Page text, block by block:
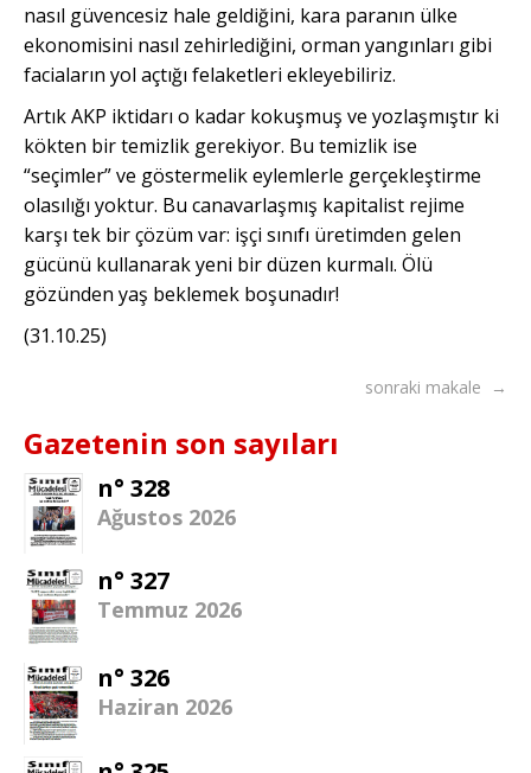
nasıl güvencesiz hale geldiğini, kara paranın ülke
ekonomisini nasıl zehirlediğini, orman yangınları gibi
faciaların yol açtığı felaketleri ekleyebiliriz.
Artık AKP iktidarı o kadar kokuşmuş ve yozlaşmıştır ki
kökten bir temizlik gerekiyor. Bu temizlik ise
“seçimler” ve göstermelik eylemlerle gerçekleştirme
olasılığı yoktur. Bu canavarlaşmış kapitalist rejime
karşı tek bir çözüm var: işçi sınıfı üretimden gelen
gücünü kullanarak yeni bir düzen kurmalı. Ölü
gözünden yaş beklemek boşunadır!
(31.10.25)
sonraki makale →
Gazetenin son sayıları
n° 328
Ağustos 2026
n° 327
Temmuz 2026
n° 326
Haziran 2026